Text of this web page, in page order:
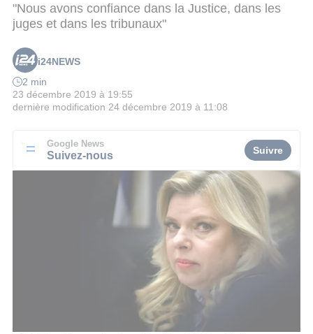
"Nous avons confiance dans la Justice, dans les
juges et dans les tribunaux"
i24NEWS
2 min
23 décembre 2019 à 19:55
dernière modification 24 décembre 2019 à 11:08
Google News
Suivez-nous Suivre